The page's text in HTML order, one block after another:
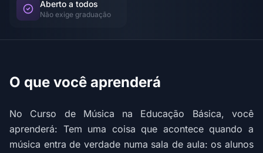
Aberto a todos
Não exige graduação
O que você aprenderá
No Curso de Música na Educação Básica, você
aprenderá: Tem uma coisa que acontece quando a
música entra de verdade numa sala de aula: os alunos